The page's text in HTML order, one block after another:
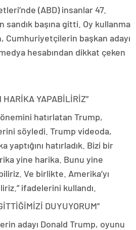
(ABD) insanlar 47.
sandık başına gitti. Oy kullanma
Cumhuriyetçilerin başkan adayı
hesabından dikkat çeken
HARİKA YAPABİLİRİZ”
hatırlatan Trump,
söyledi. Trump videoda,
yaptığını hatırladık. Bizi bir
yine harika. Bunu yine
Ve birlikte. Amerika’yı
ifadelerini kullandı.
DUYUYORUM”
adayı Donald Trump, oyunu